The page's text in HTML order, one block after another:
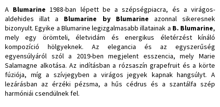
A Blumarine 1988-ban lépett be a szépségpiacra, és a virágos-
aldehides illat a Blumarine by Blumarine azonnal sikeresnek
bizonyult. Egyike a Blumarine legizgalmasabb illatainak a B. Blumarine,
mely egy örömteli, életvidám és energikus életérzést kínáló
kompozíció hölgyeknek. Az elegancia és az egyszerűség
egyensúlyáról szól a 2019-ben megjelent esszencia, mely Marie
Salamagne alkotása. Az indításban a rózsaszín grapefruit és a körte
fúziója, míg a szívjegyben a virágos jegyek kapnak hangsúlyt. A
lezárásban az érzéki pézsma, a hűs cédrus és a szantálfa szép
harmóniái csendülnek fel.